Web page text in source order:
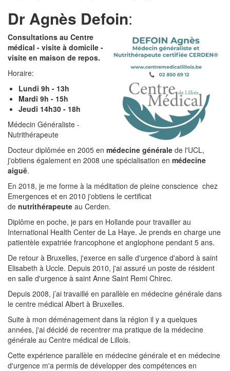
Dr Agnès Defoin:
Consultations au Centre
médical - visite à domicile -
visite en maison de repos.
Horaire:
Lundi 9h - 13h
Mardi 9h - 15h
Jeudi 14h30 - 18h
Médecin Généraliste -
Nutrithérapeute
Docteur diplômée en 2005 en médecine générale de l'UCL,
j'obtiens également en 2008 une spécialisation en médecine
aiguë.
En 2018, je me forme à la méditation de pleine conscience chez
Emergences et en 2010 j'obtiens le certificat
de nutrithérapeute au Cerden.
Diplôme en poche, je pars en Hollande pour travailler au
International Health Center de La Haye. Je prends en charge une
patientèle expatriée francophone et anglophone pendant 5 ans.
De retour à Bruxelles, j'exerce en salle d'urgence d'abord à saint
Elisabeth à Uccle. Depuis 2010, j'ai assuré un poste de résident
en salle d'urgence à saint Anne Saint Remi Chirec.
Depuis 2008, j’ai travaillé en parallèle en médecine générale dans
le centre médical Albert à Bruxelles.
Suite à mon déménagement dans la région il y a quelques
années, j'ai décidé de recentrer ma pratique de la médecine
générale au Centre médical de Lillois.
Cette expérience parallèle en médecine générale et en médecine
d'urgence m'a permis de développer des compétences en